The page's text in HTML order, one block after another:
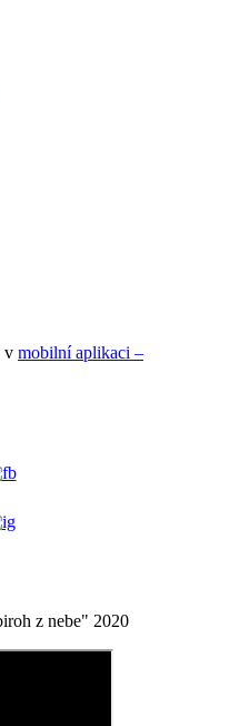
v mobilní aplikaci –
z nebe" 2020